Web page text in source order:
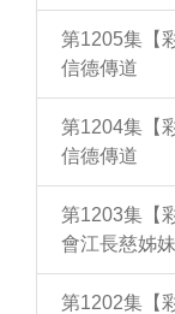
第1205集【
信德傳道
第1204集【
信德傳道
第1203集【
會江長慈姊妹
第1202集【